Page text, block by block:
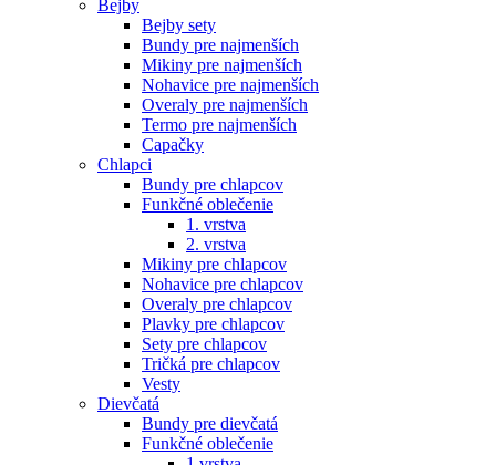
Bejby
Bejby sety
Bundy pre najmenších
Mikiny pre najmenších
Nohavice pre najmenších
Overaly pre najmenších
Termo pre najmenších
Capačky
Chlapci
Bundy pre chlapcov
Funkčné oblečenie
1. vrstva
2. vrstva
Mikiny pre chlapcov
Nohavice pre chlapcov
Overaly pre chlapcov
Plavky pre chlapcov
Sety pre chlapcov
Tričká pre chlapcov
Vesty
Dievčatá
Bundy pre dievčatá
Funkčné oblečenie